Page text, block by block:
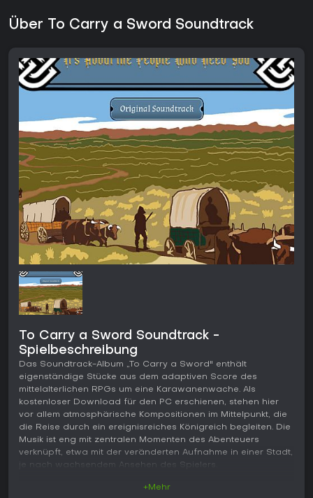
Über To Carry a Sword Soundtrack
To Carry a Sword Soundtrack -
Spielbeschreibung
Das Soundtrack-Album „To Carry a Sword" enthält
eigenständige Stücke aus dem adaptiven Score des
mittelalterlichen RPGs um eine Karawanenwache. Als
kostenloser Download für den PC erschienen, stehen hier
vor allem atmosphärische Kompositionen im Mittelpunkt, die
die Reise durch ein ereignisreiches Königreich begleiten. Die
Musik ist eng mit zentralen Momenten des Abenteuers
verknüpft, etwa mit der veränderten Aufnahme in einer Stadt,
je nach wachsendem Ansehen des Spielers.
+Mehr